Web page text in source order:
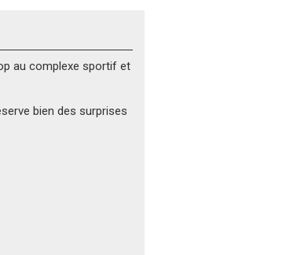
au complexe sportif et
bien des surprises